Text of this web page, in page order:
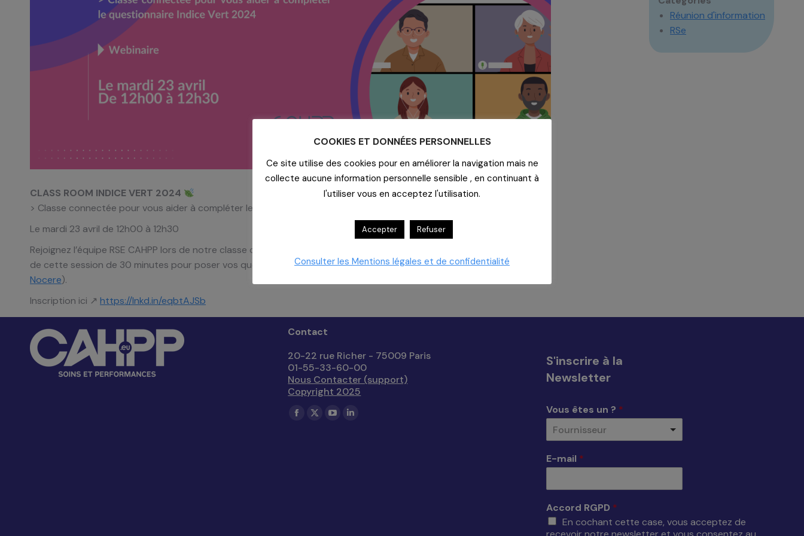
Réunion d'information
RSe
CLASS ROOM INDICE VERT 2024
> Classe connectée pour vous aider à compléter le questionnaire Indice Vert 2024.
Le mardi 23 avril de 12h00 à 12h30
Rejoignez l’équipe RSE CAHPP lors de notre classe connectée pour vous aider à remplir le questionnaire RSE. Profitez
de cette session de 30 minutes pour poser vos questions ! Avec la participation deJeanne Lemonnier(Primum Non
Nocere).
Inscription ici ↗ https://lnkd.in/eqbtAJSb
Contact
20-22 rue Richer - 75009 Paris
01-55-33-60-00
Nous Contacter (support)
Copyright 2025
Trouvez nous sur :
La
La
La
La
S'inscrire à la
Newsletter
Vous êtes un ? *
Fournisseur
E-mail *
Accord RGPD *
En cochant cette case, vous acceptez de
COOKIES ET DONNÉES PERSONNELLES
Ce site utilise des cookies pour en améliorer la navigation mais ne
collecte aucune information personnelle sensible , en continuant à
l'utiliser vous en acceptez l'utilisation.
Accepter Refuser
Consulter les Mentions légales et de confidentialité